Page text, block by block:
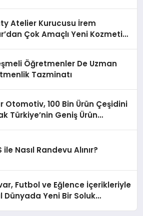
Atelier Kurucusu İrem
Çok Amaçlı Yeni Kozmetik
Öğretmenler De Uzman
Tazminatı
Otomotiv, 100 Bin Ürün Çeşidini
Türkiye’nin Geniş Ürün
ile Nasıl Randevu Alınır?
Futbol ve Eğlence İçerikleriyle
Dünyada Yeni Bir Soluk